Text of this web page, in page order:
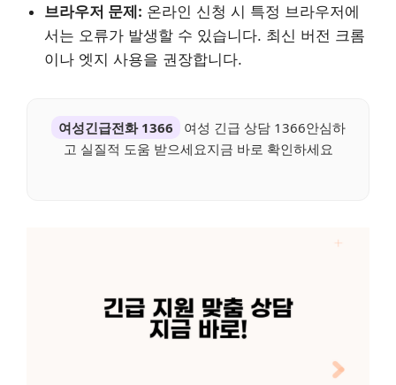
브라우저 문제: 온라인 신청 시 특정 브라우저에
서는 오류가 발생할 수 있습니다. 최신 버전 크롬
이나 엣지 사용을 권장합니다.
여성긴급전화 1366
여성 긴급 상담 1366안심하
고 실질적 도움 받으세요지금 바로 확인하세요